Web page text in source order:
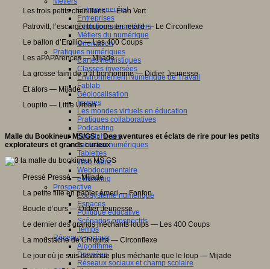
Entrepreneuriat
Entreprises
Evolutions des métiers
Métiers du numérique
Orientation
Pratiques numériques
Cartes heuristiques
Classes inversées
Environnement Numérique de Travail
Fablab
Géolocalisation
Images
Les mondes virtuels en éducation
Pratiques collaboratives
Podcasting
Smartphones
Tableaux numériques
Tablettes
Web radio
Webdocumentaire
eTwinning
Prospective
Ecosystème numérique
Espaces
Politique éducative
Scénarios prospectifs
Temps
Réseaux sociaux
Algorithme
Données
Réseaux sociaux et champ scolaire
Les trois petits chenillons — Élan Vert
Patrovitt, l’escargot toujours en retard — Le Circonflexe
Le ballon d’Emilio — Les 400 Coups
Les aPAPArences — Mijade
La grosse faim de p’tit bonhomme — Didier Jeunesse
Et alors — Mijade
Loupito — Little Urban
Malle du Bookineur MS/GS : Des aventures et éclats de rire pour les petits
explorateurs et grands curieux
Pressé Pressé — Mijade
La petite fille en papier émeri — Fonfon
Boucle d’ours — Didier Jeunesse
Le dernier des grands méchants loups — Les 400 Coups
La moustache de Chiquita — Circonflexe
Le jour où je suis devenue plus méchante que le loup — Mijade